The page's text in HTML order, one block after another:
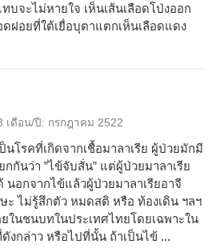
บจะไม่หายใจ เห็นเส้นเลือดโป่งออก
ฝอยที่ใต้เยื่อบุตาแตกเห็นเลือดแดง
เดือน/ปี: กรกฎาคม 2522
นโรคที่เกิดจากเชื้อมาลาเรีย ผู้ป่วยมักมี
กกันว่า ”ไข้จับสั่น” แต่ผู้ป่วยมาลาเรีย
นอกจากไข้แล้วผู้ป่วยมาลาเรียอาจี
ะ ไม่รู้สึกตัว หมดสติ หรือ ท้องเดิน ฯลฯ
ในชนบทในประเทศไทยโดยเฉพาะใน
งกล่าว หรือไปที่นั้น ถ้าเป็นไข้ ...